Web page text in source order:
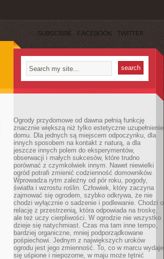
SUBSCRIBE FACEBOOK TWITTER
Ogrody przydomowe od dawna pełnią funkcję
znacznie większą niż tylko estetyczne uzupełnienie
domu. Dla jednych są miejscem odpoczynku, dla
innych sposobem na kontakt z naturą, a dla
jeszcze innych polem do eksperymentów,
obserwacji i małych sukcesów, które trudno
porównać z czymkolwiek innym. Nawet niewielki
ogród potrafi zmienić codzienność domowników.
Wprowadza rytm zależny od pór roku, pogody,
światła i wzrostu roślin. Człowiek, który zaczyna
zajmować się ogrodem, szybko odkrywa, że nie
chodzi wyłącznie o sadzenie i podlewanie. Chodzi o
relację z przestrzenią, która odpowiada na troskę,
ale też uczy cierpliwości. W ogrodzie nie wszystko
dzieje się natychmiast. Czas ma tam inne tempo,
bardziej organiczne, mniej podporządkowane
pośpiechowi. Jednym z największych uroków
ogrodu jest jego zmienność. To, co w marcu wydaje
się uśpione i niepozorne, w maju może tętnić